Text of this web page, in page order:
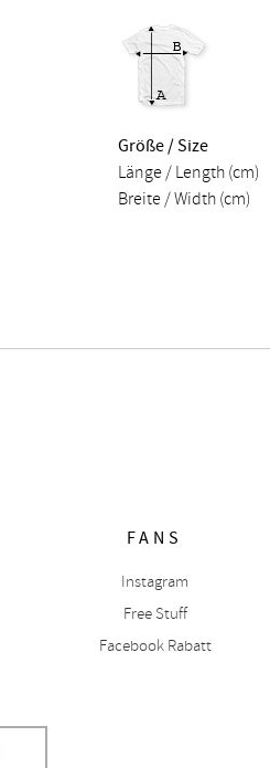
Größe / Size
Länge / Length (cm)
Breite / Width (cm)
FANS
Instagram
Free Stuff
Facebook Rabatt